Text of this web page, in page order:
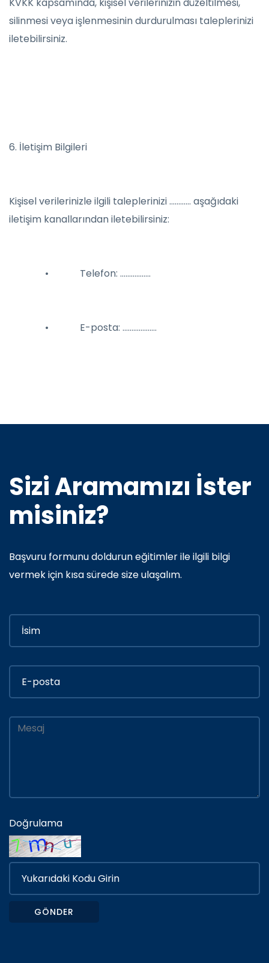
KVKK kapsamında, kişisel verilerinizin düzeltilmesi,
silinmesi veya işlenmesinin durdurulması taleplerinizi
iletebilirsiniz.
6. İletişim Bilgileri
Kişisel verilerinizle ilgili taleplerinizi ………… aşağıdaki
iletişim kanallarından iletebilirsiniz:
• Telefon: ……………..
• E-posta: ……………….
Sizi Aramamızı İster
misiniz?
Başvuru formunu doldurun eğitimler ile ilgili bilgi
vermek için kısa sürede size ulaşalım.
Doğrulama
GÖNDER